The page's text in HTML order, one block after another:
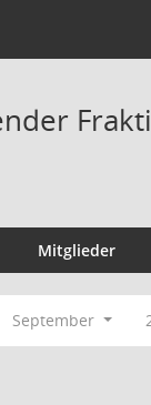
Mitglieder
September